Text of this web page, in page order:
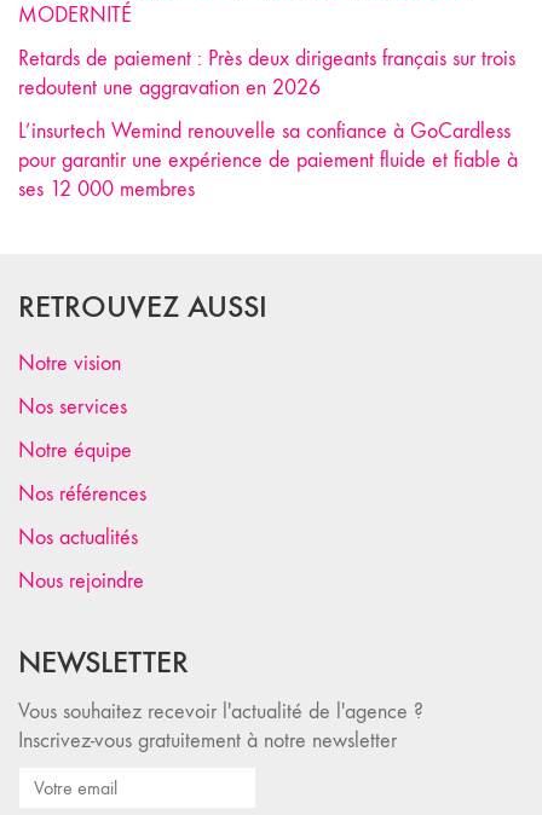
MODERNITÉ
Retards de paiement : Près deux dirigeants français sur trois
redoutent une aggravation en 2026
L’insurtech Wemind renouvelle sa confiance à GoCardless
pour garantir une expérience de paiement fluide et fiable à
ses 12 000 membres
RETROUVEZ AUSSI
Notre vision
Nos services
Notre équipe
Nos références
Nos actualités
Nous rejoindre
NEWSLETTER
Vous souhaitez recevoir l'actualité de l'agence ?
Inscrivez-vous gratuitement à notre newsletter